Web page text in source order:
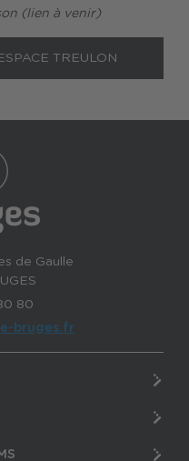
(lien à venir)
TREULON
de Gaulle
80
bruges.fr